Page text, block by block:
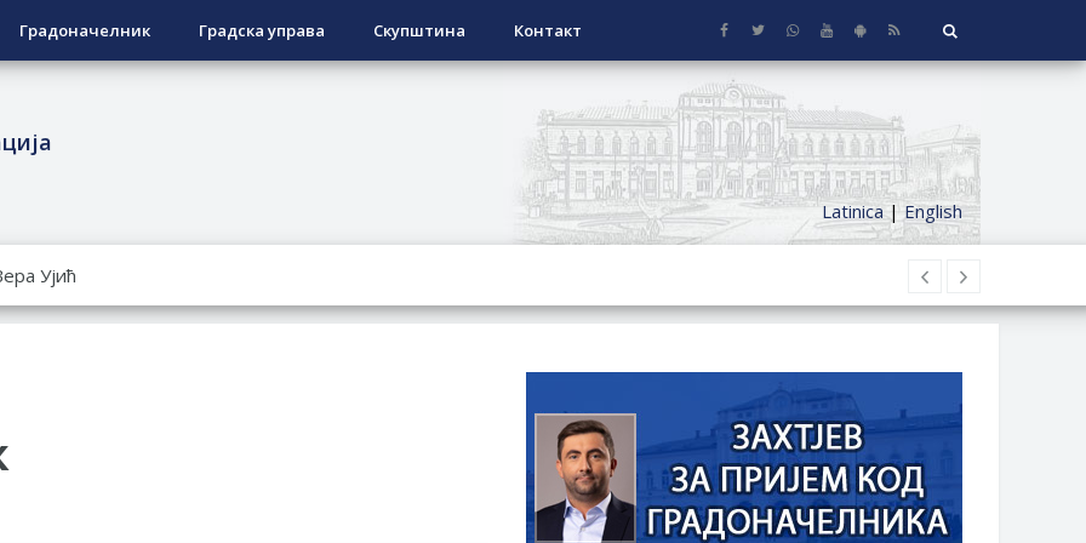
Градоначелник Градска управа Скупштина Контакт
Latinica|English
ОДЛАГАЊА ОТПАДА УЗ ДОДЈЕЛУ ФИНАНСИЈСКЕ НАГРАДЕ
СРЕДСТАВА ЗА СУФИНАНСИРАЊЕ КУПОВИНЕ СЕОСКЕ КУЋЕ СА ОКУЋНИЦОМ НА
КОЈИ СУ ОСТВАРИЛИ ПРАВО НА ГРАДСКИ МЈЕСЕЧНИ БОРАЧКИ ДОДАТАК ЗА